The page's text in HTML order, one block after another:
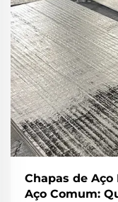
Chapas de
Aço Comum: